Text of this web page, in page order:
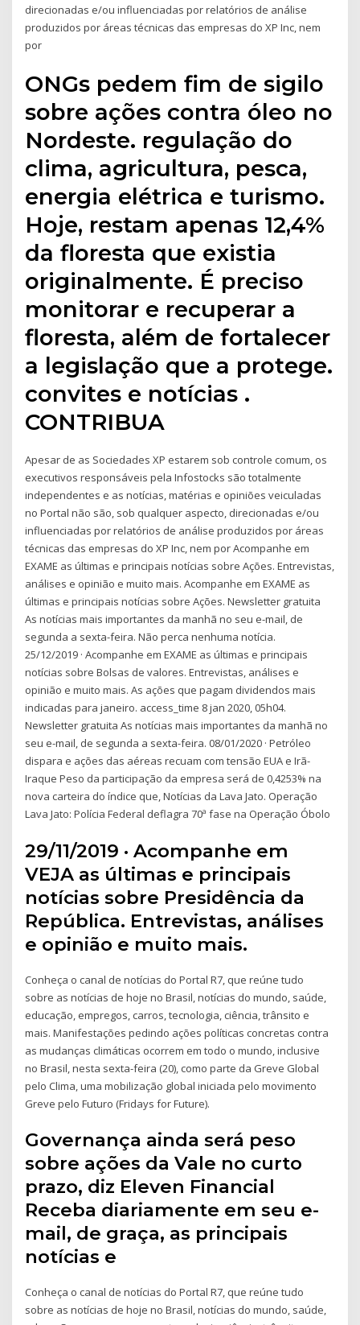
direcionadas e/ou influenciadas por relatórios de análise
produzidos por áreas técnicas das empresas do XP Inc, nem
por
ONGs pedem fim de sigilo
sobre ações contra óleo no
Nordeste. regulação do
clima, agricultura, pesca,
energia elétrica e turismo.
Hoje, restam apenas 12,4%
da floresta que existia
originalmente. É preciso
monitorar e recuperar a
floresta, além de fortalecer
a legislação que a protege.
convites e notícias .
CONTRIBUA
Apesar de as Sociedades XP estarem sob controle comum, os
executivos responsáveis pela Infostocks são totalmente
independentes e as notícias, matérias e opiniões veiculadas
no Portal não são, sob qualquer aspecto, direcionadas e/ou
influenciadas por relatórios de análise produzidos por áreas
técnicas das empresas do XP Inc, nem por Acompanhe em
EXAME as últimas e principais notícias sobre Ações. Entrevistas,
análises e opinião e muito mais. Acompanhe em EXAME as
últimas e principais notícias sobre Ações. Newsletter gratuita
As notícias mais importantes da manhã no seu e-mail, de
segunda a sexta-feira. Não perca nenhuma notícia.
25/12/2019 · Acompanhe em EXAME as últimas e principais
notícias sobre Bolsas de valores. Entrevistas, análises e
opinião e muito mais. As ações que pagam dividendos mais
indicadas para janeiro. access_time 8 jan 2020, 05h04.
Newsletter gratuita As notícias mais importantes da manhã no
seu e-mail, de segunda a sexta-feira. 08/01/2020 · Petróleo
dispara e ações das aéreas recuam com tensão EUA e Irã-
Iraque Peso da participação da empresa será de 0,4253% na
nova carteira do índice que, Notícias da Lava Jato. Operação
Lava Jato: Polícia Federal deflagra 70ª fase na Operação Óbolo
29/11/2019 · Acompanhe em
VEJA as últimas e principais
notícias sobre Presidência da
República. Entrevistas, análises
e opinião e muito mais.
Conheça o canal de notícias do Portal R7, que reúne tudo
sobre as notícias de hoje no Brasil, notícias do mundo, saúde,
educação, empregos, carros, tecnologia, ciência, trânsito e
mais. Manifestações pedindo ações políticas concretas contra
as mudanças climáticas ocorrem em todo o mundo, inclusive
no Brasil, nesta sexta-feira (20), como parte da Greve Global
pelo Clima, uma mobilização global iniciada pelo movimento
Greve pelo Futuro (Fridays for Future).
Governança ainda será peso
sobre ações da Vale no curto
prazo, diz Eleven Financial
Receba diariamente em seu e-
mail, de graça, as principais
notícias e
Conheça o canal de notícias do Portal R7, que reúne tudo
sobre as notícias de hoje no Brasil, notícias do mundo, saúde,